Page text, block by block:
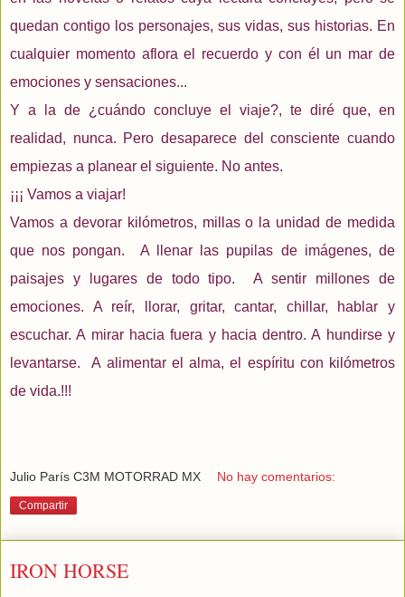
quedan contigo los personajes, sus vidas, sus historias. En
cualquier momento aflora el recuerdo y con él un mar de
emociones y sensaciones...
Y a la de ¿cuándo concluye el viaje?, te diré que, en
realidad, nunca. Pero desaparece del consciente cuando
empiezas a planear el siguiente. No antes.
¡¡¡ Vamos a viajar!
Vamos a devorar kilómetros, millas o la unidad de medida
que nos pongan. A llenar las pupilas de imágenes, de
paisajes y lugares de todo tipo. A sentir millones de
emociones. A reír, llorar, gritar, cantar, chillar, hablar y
escuchar. A mirar hacia fuera y hacia dentro. A hundirse y
levantarse. A alimentar el alma, el espíritu con kilómetros
de vida.!!!
Julio París C3M MOTORRAD MX No hay comentarios:
Compartir
IRON HORSE